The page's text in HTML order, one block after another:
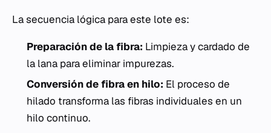
La secuencia lógica para este lote es:
Preparación de la fibra: Limpieza y cardado de
la lana para eliminar impurezas.
Conversión de fibra en hilo: El proceso de
hilado transforma las fibras individuales en un
hilo continuo.